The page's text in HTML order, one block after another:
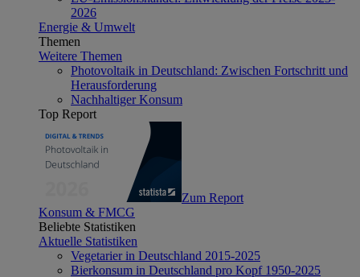
2026
Energie & Umwelt
Themen
Weitere Themen
Photovoltaik in Deutschland: Zwischen Fortschritt und
Herausforderung
Nachhaltiger Konsum
Top Report
Zum Report
Konsum & FMCG
Beliebte Statistiken
Aktuelle Statistiken
Vegetarier in Deutschland 2015-2025
Bierkonsum in Deutschland pro Kopf 1950-2025